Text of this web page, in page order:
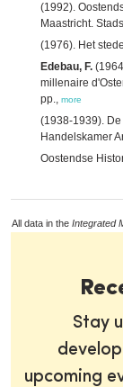
(1992).
Maastricht.
(1976). Het
Edebau, F.
millenaire
pp., more
(1938-1939).
Handelskamer
Oostendse
All data in the Integrated
Stay
upcoming